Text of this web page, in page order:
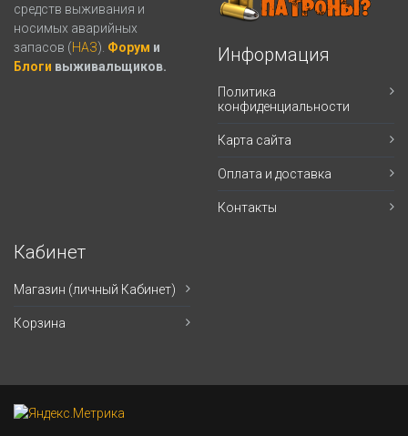
средств выживания и
носимых аварийных
запасов (НАЗ). Форум и
Блоги выживальщиков.
Информация
Политика
конфиденциальности
Карта сайта
Оплата и доставка
Контакты
Кабинет
Магазин (личный Кабинет)
Корзина